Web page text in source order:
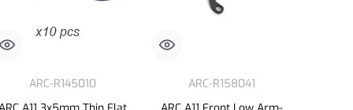
ARC-R145010
ARC-R158041